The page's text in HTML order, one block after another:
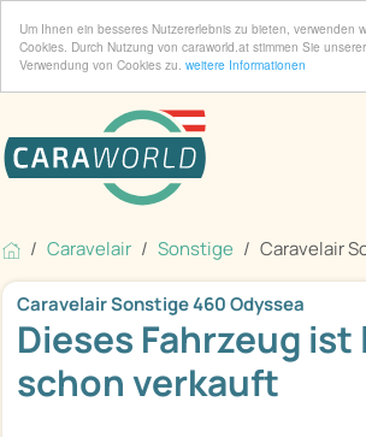
Um Ihnen ein besseres Nutzererlebnis zu bieten, verwenden
Cookies. Durch Nutzung von caraworld.at stimmen Sie unserer
Verwendung von Cookies zu. weitere Informationen
Caravelair Sonstige Caravelair
Caravelair Sonstige 460 Odyssea
Dieses Fahrzeug
schon verkauft